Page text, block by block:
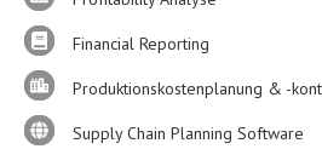
Financial Reporting
Produktionskostenplanung & -
Supply Chain Planning Software